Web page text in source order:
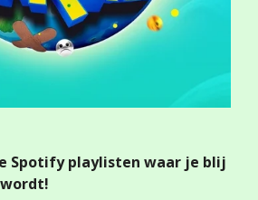
Spotify playlisten waar je blij